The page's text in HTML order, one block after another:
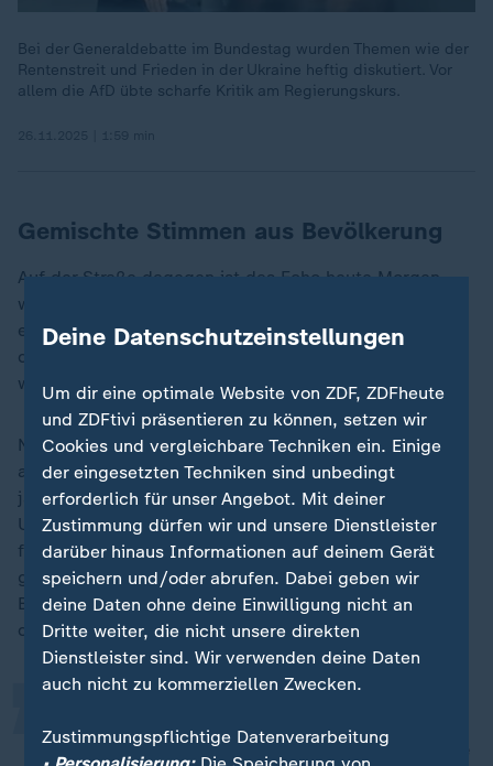
Bei der Generaldebatte im Bundestag wurden Themen wie der
Rentenstreit und Frieden in der Ukraine heftig diskutiert. Vor
allem die AfD übte scharfe Kritik am Regierungskurs.
Gemischte Stimmen aus Bevölkerung
Auf der Straße dagegen ist das Echo heute Morgen
weit weniger dramatisch. Einige sind schockiert, aber
es gibt auch immer wieder Stimmen, die sagen, das
die AfD für sie die einzige Wahl sei, "damit sich mal
was ändert!".
Norbert Emmerich hat heute die Arbeit schon
aufgenommen: Sitzung des Ältestenrates, der 72-
jährige ehemalige Bankkaufmann war pünktlich, der
Umgang mit der Oberbürgermeisterin "sachlich und
freundlich". Gestern Abend aber, da hat es ihn
geschmerzt: Zwar bekam er seinen obligatorischen
Blumenstrauß, aber zuvor hatten viele Ratsmitglieder
demonstrativ den Raum verlassen.
nicht mit uns zu reden, uns nicht die
„
Deine Datenschutzeinstellungen
Um dir eine optimale Website von ZDF, ZDFheute
und ZDFtivi präsentieren zu können, setzen wir
Cookies und vergleichbare Techniken ein. Einige
der eingesetzten Techniken sind unbedingt
erforderlich für unser Angebot. Mit deiner
Zustimmung dürfen wir und unsere Dienstleister
darüber hinaus Informationen auf deinem Gerät
speichern und/oder abrufen. Dabei geben wir
deine Daten ohne deine Einwilligung nicht an
Dritte weiter, die nicht unsere direkten
Dienstleister sind. Wir verwenden deine Daten
auch nicht zu kommerziellen Zwecken.
Zustimmungspflichtige Datenverarbeitung